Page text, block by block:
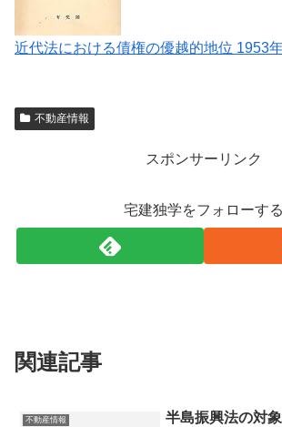
近代法における債権の優越的地位 1953
不動産情報
スポンサーリンク
宅建独学をフォローする
関連記事
不動産情報
半島振興法の対